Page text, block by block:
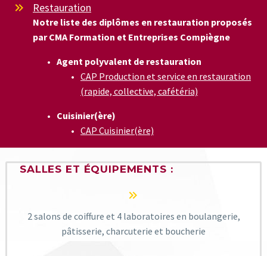

 Restauration
Notre liste des diplômes en restauration proposés
par CMA Formation et Entreprises Compiègne
Agent polyvalent de restauration
CAP Production et service en restauration
(rapide, collective, cafétéria)
Cuisinier(ère)
CAP Cuisinier(ère)
SALLES ET ÉQUIPEMENTS :


2 salons de coiffure et 4 laboratoires en boulangerie,
pâtisserie, charcuterie et boucherie